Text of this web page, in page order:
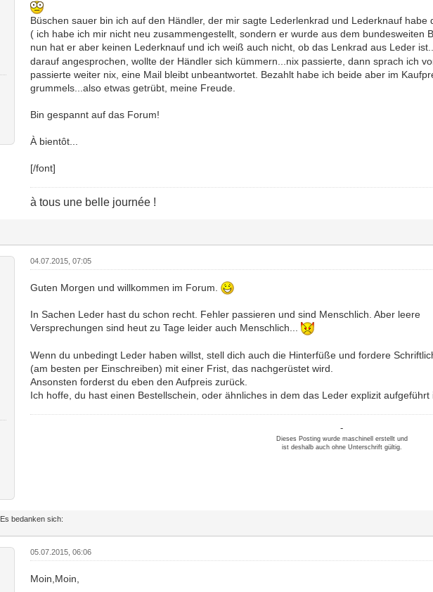
Büschen sauer bin ich auf den Händler, der mir sagte Lederlenkrad und Lederknauf habe
( ich habe ich mir nicht neu zusammengestellt, sondern er wurde aus dem bundesweiten
nun hat er aber keinen Lederknauf und ich weiß auch nicht, ob das Lenkrad aus Leder
darauf angesprochen, wollte der Händler sich kümmern...nix passierte, dann sprach ich
passierte weiter nix, eine Mail bleibt unbeantwortet. Bezahlt habe ich beide aber im
grummels...also etwas getrübt, meine Freude.
Bin gespannt auf das Forum!
À bientôt...
[/font]
à tous une belle journée !
04.07.2015, 07:05
Guten Morgen und willkommen im Forum.
In Sachen Leder hast du schon recht. Fehler passieren und sind Menschlich. Aber leere
Versprechungen sind heut zu Tage leider auch Menschlich...
Wenn du unbedingt Leder haben willst, stell dich auch die Hinterfüße und fordere
(am besten per Einschreiben) mit einer Frist, das nachgerüstet wird.
Ansonsten forderst du eben den Aufpreis zurück.
Ich hoffe, du hast einen Bestellschein, oder ähnliches in dem das Leder explizit aufgeführt
-
Dieses Posting wurde maschinell erstellt und
ist deshalb auch ohne Unterschrift gültig.
Es bedanken sich:
05.07.2015, 06:06
Moin,Moin,